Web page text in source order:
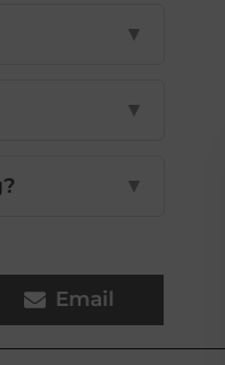
▼
▼
▼
Email